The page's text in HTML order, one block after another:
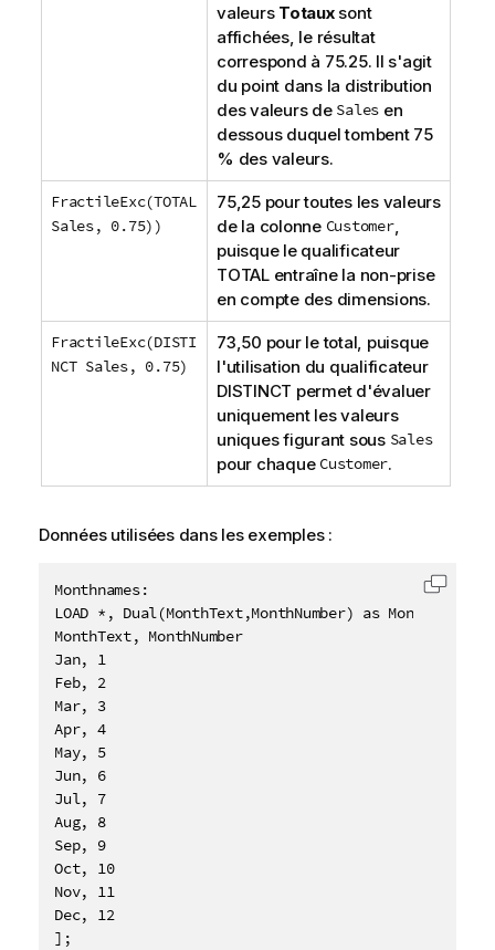
valeurs Totauxsont
affichées, le résultat
correspond à 75.25. Il s'agit
du point dans la distribution
des valeurs de Sales en
dessous duquel tombent 75
% des valeurs.
FractileExc(TOTAL
Sales, 0.75))
75,25 pour toutes les valeurs
de la colonne Customer,
puisque le qualificateur
TOTALentraîne la non-prise
en compte des dimensions.
FractileExc(DISTI
NCT Sales, 0.75)
73,50 pour le total, puisque
l'utilisation du qualificateur
DISTINCT permet d'évaluer
uniquement les valeurs
uniques figurant sous Sales
pour chaque Customer.
Données utilisées dans les exemples :
Monthnames:
LOAD *, Dual(MonthText,MonthNumber) as Month
MonthText, MonthNumber
Jan, 1
Feb, 2
Mar, 3
Apr, 4
May, 5
Jun, 6
Jul, 7
Aug, 8
Sep, 9
Oct, 10
Nov, 11
Dec, 12
];
Copier